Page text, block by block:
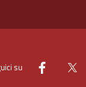
su